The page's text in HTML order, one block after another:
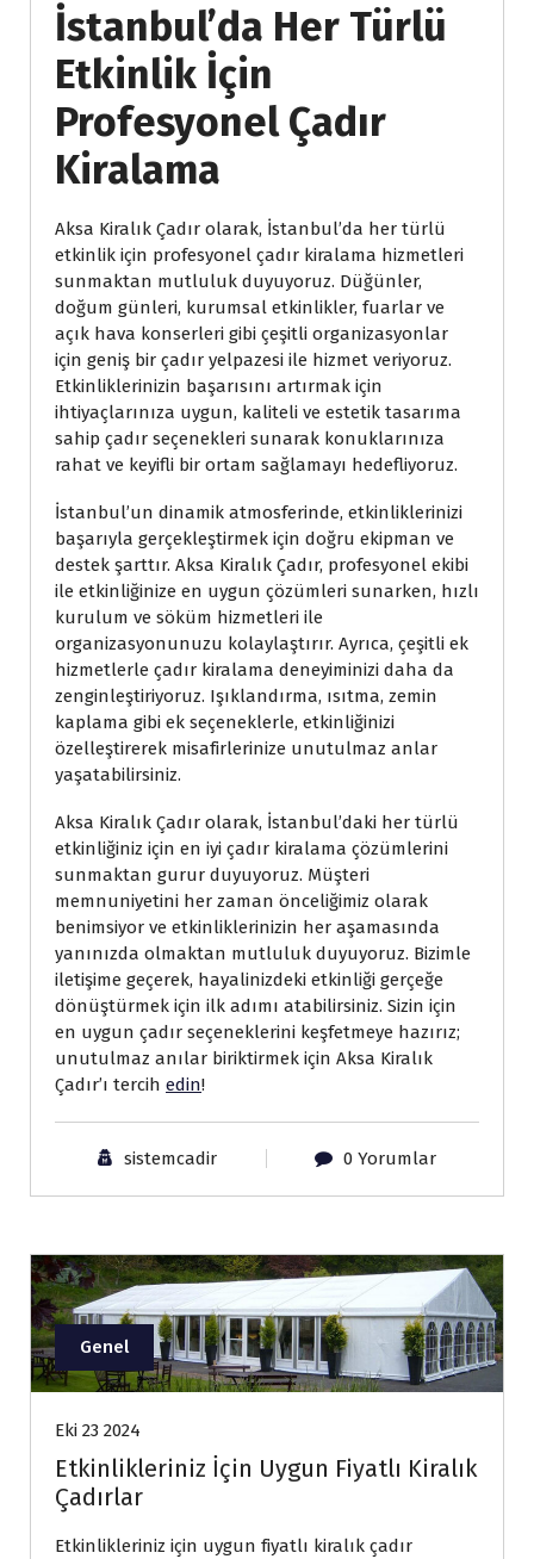
İstanbul’da Her Türlü
Etkinlik İçin
Profesyonel Çadır
Kiralama
Aksa Kiralık Çadır olarak, İstanbul’da her türlü
etkinlik için profesyonel çadır kiralama hizmetleri
sunmaktan mutluluk duyuyoruz. Düğünler,
doğum günleri, kurumsal etkinlikler, fuarlar ve
açık hava konserleri gibi çeşitli organizasyonlar
için geniş bir çadır yelpazesi ile hizmet veriyoruz.
Etkinliklerinizin başarısını artırmak için
ihtiyaçlarınıza uygun, kaliteli ve estetik tasarıma
sahip çadır seçenekleri sunarak konuklarınıza
rahat ve keyifli bir ortam sağlamayı hedefliyoruz.
İstanbul’un dinamik atmosferinde, etkinliklerinizi
başarıyla gerçekleştirmek için doğru ekipman ve
destek şarttır. Aksa Kiralık Çadır, profesyonel ekibi
ile etkinliğinize en uygun çözümleri sunarken, hızlı
kurulum ve söküm hizmetleri ile
organizasyonunuzu kolaylaştırır. Ayrıca, çeşitli ek
hizmetlerle çadır kiralama deneyiminizi daha da
zenginleştiriyoruz. Işıklandırma, ısıtma, zemin
kaplama gibi ek seçeneklerle, etkinliğinizi
özelleştirerek misafirlerinize unutulmaz anlar
yaşatabilirsiniz.
Aksa Kiralık Çadır olarak, İstanbul’daki her türlü
etkinliğiniz için en iyi çadır kiralama çözümlerini
sunmaktan gurur duyuyoruz. Müşteri
memnuniyetini her zaman önceliğimiz olarak
benimsiyor ve etkinliklerinizin her aşamasında
yanınızda olmaktan mutluluk duyuyoruz. Bizimle
iletişime geçerek, hayalinizdeki etkinliği gerçeğe
dönüştürmek için ilk adımı atabilirsiniz. Sizin için
en uygun çadır seçeneklerini keşfetmeye hazırız;
unutulmaz anılar biriktirmek için Aksa Kiralık
Çadır’ı tercih edin!
sistemcadir 0 Yorumlar
Genel
Eki 23 2024
Etkinlikleriniz İçin Uygun Fiyatlı Kiralık
Çadırlar
Etkinlikleriniz için uygun fiyatlı kiralık çadır